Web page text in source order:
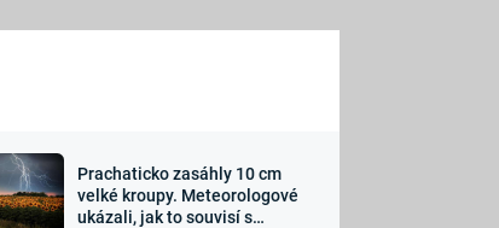
Sledujte nás
Prachaticko zasáhly 10 cm
velké kroupy. Meteorologové
ukázali, jak to souvisí s